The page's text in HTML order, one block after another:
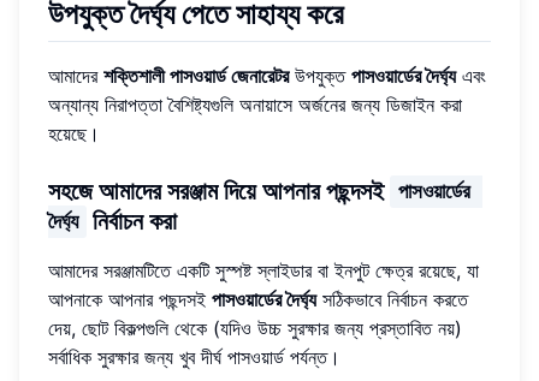
উপযুক্ত দৈর্ঘ্য পেতে সাহায্য করে
আমাদের শক্তিশালী পাসওয়ার্ড জেনারেটরউপযুক্ত পাসওয়ার্ডের দৈর্ঘ্যএবং
অন্যান্য নিরাপত্তা বৈশিষ্ট্যগুলি অনায়াসে অর্জনের জন্য ডিজাইন করা
হয়েছে।
সহজে আমাদের সরঞ্জাম দিয়ে আপনার পছন্দসই পাসওয়ার্ডের
দৈর্ঘ্য নির্বাচন করা
আমাদের সরঞ্জামটিতে একটি সুস্পষ্ট স্লাইডার বা ইনপুট ক্ষেত্র রয়েছে, যা
আপনাকে আপনার পছন্দসই পাসওয়ার্ডের দৈর্ঘ্যসঠিকভাবে নির্বাচন করতে
দেয়, ছোট বিকল্পগুলি থেকে (যদিও উচ্চ সুরক্ষার জন্য প্রস্তাবিত নয়)
সর্বাধিক সুরক্ষার জন্য খুব দীর্ঘ পাসওয়ার্ড পর্যন্ত।